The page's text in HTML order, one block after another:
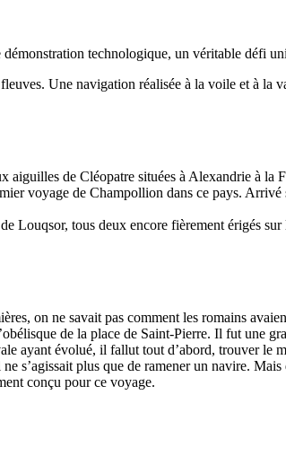
technologique, un véritable défi
Une navigation réalisée à la voile et à
de Cléopatre situées à Alexandrie à
voyage de Champollion dans ce pays.
tous deux encore fièrement érigés
on ne savait pas comment les romains
de la place de Saint-Pierre. Il fut une
ayant évolué, il fallut tout d’abord, trouver
s’agissait plus que de ramener un navire.
conçu pour ce voyage.